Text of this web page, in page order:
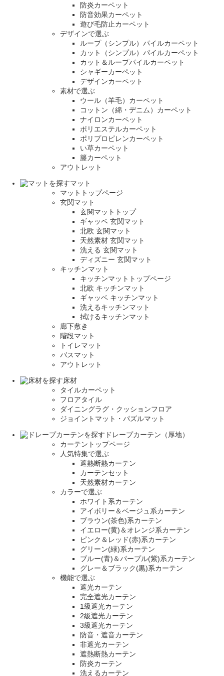
防炎カーペット
防音効果カーペット
遊び毛防止カーペット
デザインで選ぶ
ループ（シンプル）パイルカーペット
カット（シンプル）パイルカーペット
カット＆ループパイルカーペット
シャギーカーペット
デザインカーペット
素材で選ぶ
ウール（羊毛）カーペット
コットン（綿・デニム）カーペット
ナイロンカーペット
ポリエステルカーペット
ポリプロピレンカーペット
い草カーペット
籐カーペット
アウトレット
マット
マットトップページ
玄関マット
玄関マットトップ
ギャッベ 玄関マット
北欧 玄関マット
天然素材 玄関マット
洗える 玄関マット
ディズニー 玄関マット
キッチンマット
キッチンマットトップページ
北欧 キッチンマット
ギャッベ キッチンマット
洗えるキッチンマット
拭けるキッチンマット
廊下敷き
階段マット
トイレマット
バスマット
アウトレット
床材
タイルカーペット
フロアタイル
ダイニングラグ・クッションフロア
ジョイントマット・パズルマット
ドレープカーテン（厚地）
カーテントップページ
人気特集で選ぶ
遮熱断熱カーテン
カーテンセット
天然素材カーテン
カラーで選ぶ
ホワイト系カーテン
アイボリー＆ベージュ系カーテン
ブラウン(茶色)系カーテン
イエロー(黄)＆オレンジ系カーテン
ピンク＆レッド(赤)系カーテン
グリーン(緑)系カーテン
ブルー(青)＆パープル(紫)系カーテン
グレー＆ブラック(黒)系カーテン
機能で選ぶ
遮光カーテン
完全遮光カーテン
1級遮光カーテン
2級遮光カーテン
3級遮光カーテン
防音・遮音カーテン
非遮光カーテン
遮熱断熱カーテン
防炎カーテン
洗えるカーテン